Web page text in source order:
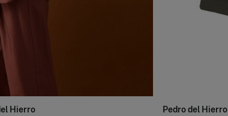
Hierro
Pedro del Hierro